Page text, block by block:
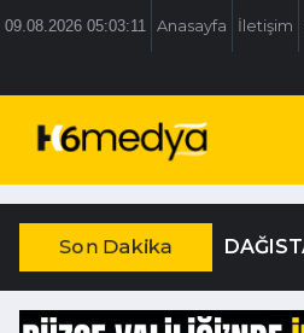
09.08.2026 05:03:11 Anasayfa İletişim
Son Dakika